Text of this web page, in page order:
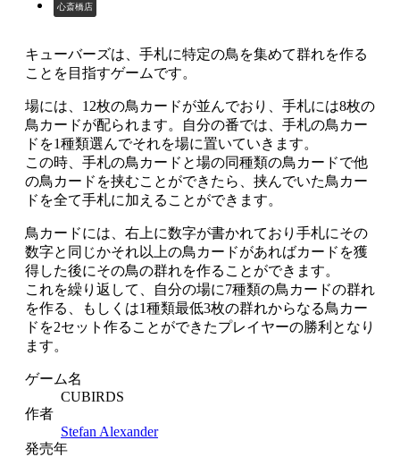
心斎橋店
キューバーズは、手札に特定の鳥を集めて群れを作る
ことを目指すゲームです。
場には、12枚の鳥カードが並んでおり、手札には8枚の
鳥カードが配られます。自分の番では、手札の鳥カー
ドを1種類選んでそれを場に置いていきます。
この時、手札の鳥カードと場の同種類の鳥カードで他
の鳥カードを挟むことができたら、挟んでいた鳥カー
ドを全て手札に加えることができます。
鳥カードには、右上に数字が書かれており手札にその
数字と同じかそれ以上の鳥カードがあればカードを獲
得した後にその鳥の群れを作ることができます。
これを繰り返して、自分の場に7種類の鳥カードの群れ
を作る、もしくは1種類最低3枚の群れからなる鳥カー
ドを2セット作ることができたプレイヤーの勝利となり
ます。
ゲーム名
CUBIRDS
作者
Stefan Alexander
発売年